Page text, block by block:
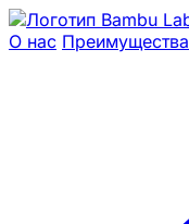
О нас Преимущества